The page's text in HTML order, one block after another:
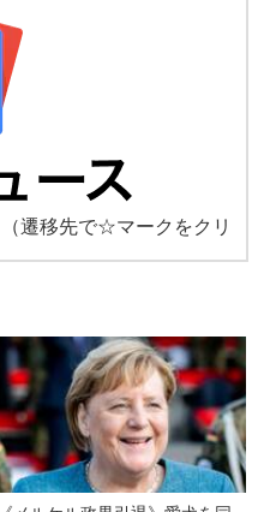
（遷移先で☆マークをクリ